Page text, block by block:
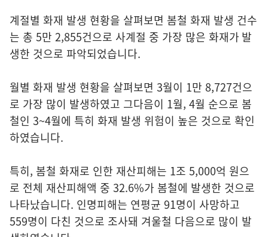
계절별 화재 발생 현황을 살펴보면 봄철 화재 발생 건수
는 총 5만 2,855건으로 사계절 중 가장 많은 화재가 발
생한 것으로 파악되었습니다.
월별 화재 발생 현황을 살펴보면 3월이 1만 8,727건으
로 가장 많이 발생하였고 그다음이 1월, 4월 순으로 봄
철인 3~4월에 특히 화재 발생 위험이 높은 것으로 확인
하였습니다.
특히, 봄철 화재로 인한 재산피해는 1조 5,000억 원으
로 전체 재산피해액 중 32.6%가 봄철에 발생한 것으로
나타났습니다. 인명피해는 연평균 91명이 사망하고
559명이 다친 것으로 조사돼 겨울철 다음으로 많이 발